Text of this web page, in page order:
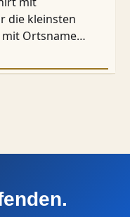
die kleinsten
mit Ortsname…